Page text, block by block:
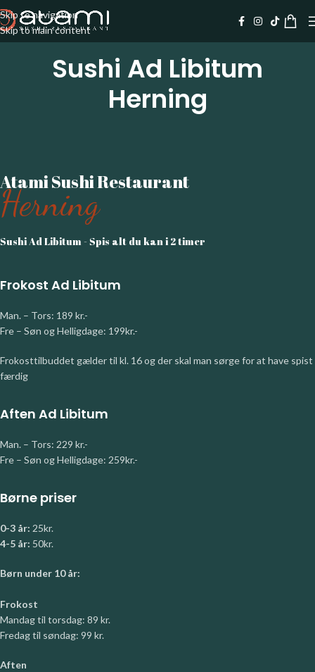
Skip to navigation
Skip to main content
Sushi Ad Libitum
Herning
Atami Sushi Restaurant
Herning
Sushi Ad Libitum - Spis alt du kan i 2 timer
Frokost Ad Libitum
Man. – Tors: 189 kr.-
Fre – Søn og Helligdage: 199kr.-
Frokosttilbuddet gælder til kl. 16 og der skal man sørge for at have spist
færdig
Aften Ad Libitum
Man. – Tors: 229 kr.-
Fre – Søn og Helligdage: 259kr.-
Børne priser
0-3 år: 25kr.
4-5 år: 50kr.
Børn under 10 år:
Frokost
Mandag til torsdag: 89 kr.
Fredag til søndag: 99 kr.
Aften